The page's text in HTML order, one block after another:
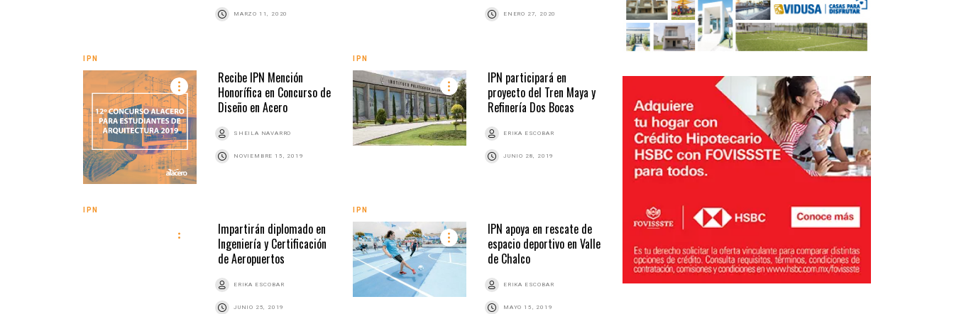
MARZO 11, 2020 ENERO 27, 2020
IPN
Recibe IPN Mención
Honorífica en Concurso de
Diseño en Acero
SHEILA NAVARRO
NOVIEMBRE 15, 2019
IPN
IPN participará en
proyecto del Tren Maya y
Refinería Dos Bocas
ERIKA ESCOBAR
JUNIO 28, 2019
IPN
Impartirán diplomado en
Ingeniería y Certificación
de Aeropuertos
ERIKA ESCOBAR
JUNIO 25, 2019
IPN
IPN apoya en rescate de
espacio deportivo en Valle
de Chalco
ERIKA ESCOBAR
MAYO 15, 2019